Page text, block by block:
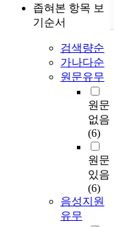
좁혀본 항목 보
기순서
검색량순
가나다순
원문유무
원문
없음
(6)
원문
있음
(6)
음성지원
유무